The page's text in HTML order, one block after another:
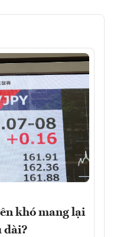
khó mang lại
dài?